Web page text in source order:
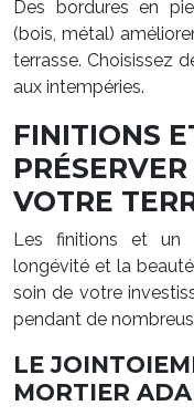
Des bordures en
(bois, métal)
terrasse. Choisissez
aux intempéries.
FINITIONS
VOTRE
Les finitions et un
longévité et la
soin de votre
pendant de
LE
MORTIER